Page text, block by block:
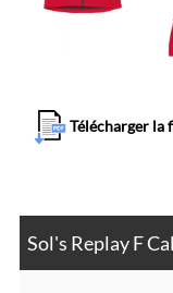
Télécharger la
Sol's Replay F